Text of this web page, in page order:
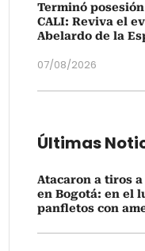
Terminó
CALI: Reviva el
Abelardo de la
07/08/2026
Últimas
Atacaron a tiros
en Bogotá: en el
panfletos con